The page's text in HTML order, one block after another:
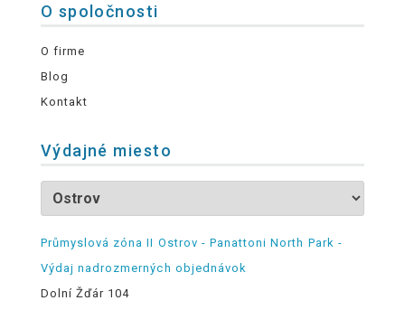
O spoločnosti
O firme
Blog
Kontakt
Výdajné miesto
Průmyslová zóna II Ostrov - Panattoni North Park -
Výdaj nadrozmerných objednávok
Dolní Žďár 104